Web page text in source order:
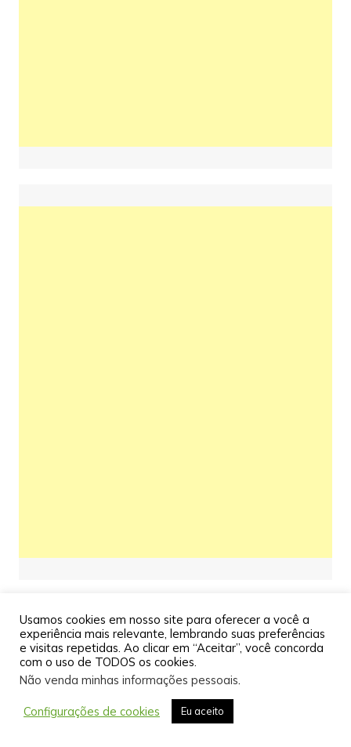
Usamos cookies em nosso site para oferecer a você a
experiência mais relevante, lembrando suas preferências
e visitas repetidas. Ao clicar em “Aceitar”, você concorda
com o uso de TODOS os cookies.
Não venda minhas informações pessoais.
Configurações de cookies Eu aceito